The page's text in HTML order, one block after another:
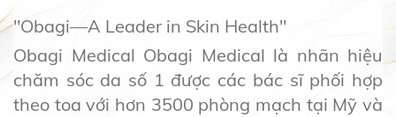
"Obagi—A Leader in Skin Health"
Obagi Medical Obagi Medical là nhãn hiệu
chăm sóc da số 1 được các bác sĩ phối hợp
theo toa với hơn 3500 phòng mạch tại Mỹ và